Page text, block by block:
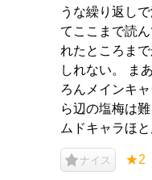
うな繰り返し
てここまで読
れたところま
しれない。 ま
ろんメインキ
ら辺の塩梅は
ムドキャラほ
ナイス ★2